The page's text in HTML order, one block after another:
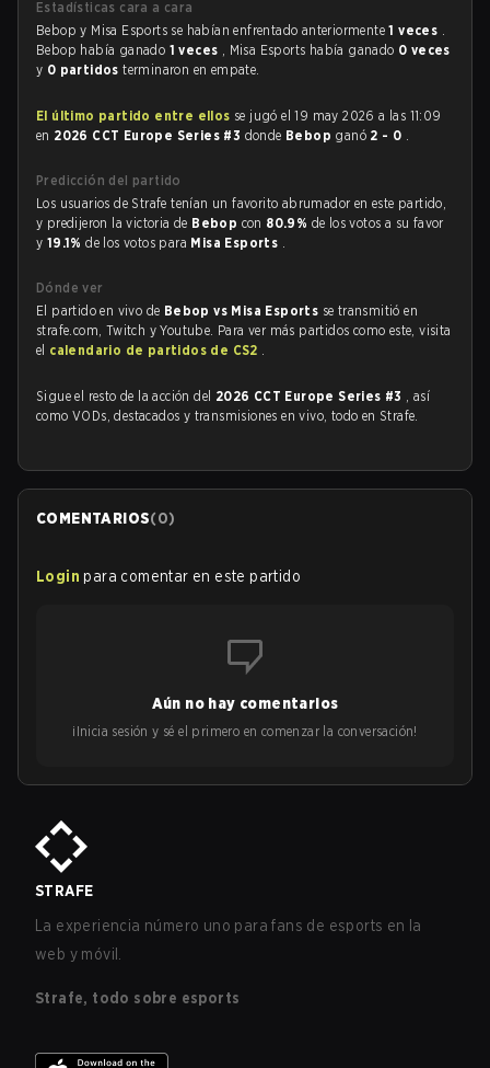
Estadísticas cara a cara
Bebop y Misa Esports se habían enfrentado anteriormente1 veces .
Bebop había ganado 1 veces , Misa Esports había ganado 0 veces
y 0 partidosterminaron en empate.
El último partido entre ellos se jugó el 19 may 2026 a las 11:09
en 2026 CCT Europe Series #3 donde Bebop ganó 2 - 0 .
Predicción del partido
Los usuarios de Strafe tenían un favorito abrumador en este partido,
y predijeron la victoria de Bebop con 80.9% de los votos a su favor
y 19.1%de los votos para Misa Esports .
Dónde ver
El partido en vivo de Bebop vs Misa Esports se transmitió en
strafe.com, Twitch y Youtube. Para ver más partidos como este, visita
el calendario de partidos de CS2 .
Sigue el resto de la acción del 2026 CCT Europe Series #3 , así
como VODs, destacados y transmisiones en vivo, todo en Strafe.
COMENTARIOS(0)
Login para comentar en este partido
Aún no hay comentarios
¡Inicia sesión y sé el primero en comenzar la conversación!
STRAFE
La experiencia número uno para fans de esports en la
web y móvil.
Strafe, todo sobre esports